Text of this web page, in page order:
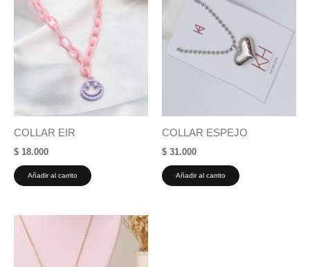
COLLAR EIR
$ 18.000
Añadir al carrito
COLLAR ESPEJO
$ 31.000
Añadir al carrito